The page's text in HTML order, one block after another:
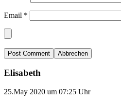
Email *
Abbrechen
Elisabeth
25.May 2020 um 07:25 Uhr